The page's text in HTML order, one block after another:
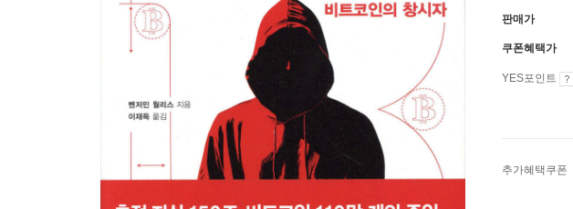
판매가
쿠폰혜택가
YES포인트
추가혜택쿠폰